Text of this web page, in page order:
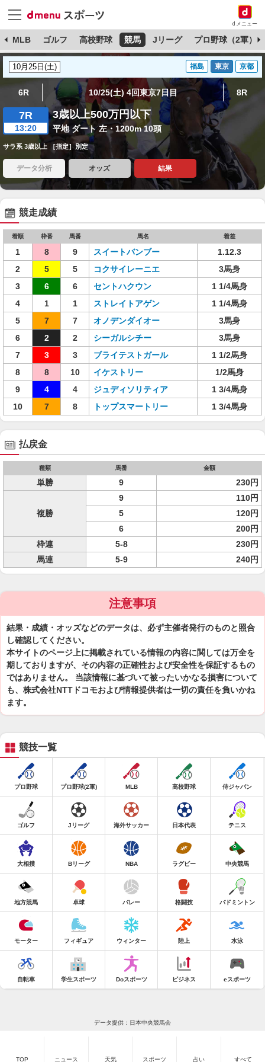
dメニュー
MLB ゴルフ 高校野球 競馬 Jリーグ プロ野球（2軍）
福島 東京 京都
6R 10/25(土) 4回東京7日目 8R
7R
13:20
3歳以上500万円以下
平地 ダート 左・1200m 10頭
サラ系 3歳以上 ［指定］別定
データ分析 オッズ 結果
競走成績
着順 枠番 馬番 馬名 着差
1 8 9 スイートバンブー
1.12.3
2
5 5 コクサイレーニエ
3馬身
3
6 6 セントハクウン
1 1/4馬身
4
1 1 ストレイトアゲン
1 1/4馬身
5
7 7 オノデンダイオー
3馬身
6
2 2 シーガルシチー
3馬身
7
3 3 ブライテストガール
1 1/2馬身
8
8 10 イケストリー
1/2馬身
9
4 4 ジュディソリティア
1 3/4馬身
10
7 8 トップスマートリー 1 3/4馬身
払戻金
種類 馬番 金額
単勝 9 230円
複勝
9
110円
5
120円
6
200円
枠連
5-8
230円
馬連
5-9 240円
注意事項
結果・成績・オッズなどのデータは、必ず主催者発行のものと照合
し確認してください。
本サイトのページ上に掲載されている情報の内容に関しては万全を
期しておりますが、その内容の正確性および安全性を保証するもの
ではありません。 当該情報に基づいて被ったいかなる損害について
も、株式会社NTTドコモおよび情報提供者は一切の責任を負いかね
ます。
競技一覧
プロ野球 プロ野球(2軍) MLB 高校野球 侍ジャパン
ゴルフ Jリーグ 海外サッカー 日本代表 テニス
大相撲 Bリーグ NBA ラグビー 中央競馬
地方競馬 卓球 バレー 格闘技 バドミントン
モーター フィギュア ウィンター 陸上 水泳
自転車 学生スポーツ Doスポーツ ビジネス eスポーツ
データ提供：日本中央競馬会
TOP ニュース 天気 スポーツ 占い すべて